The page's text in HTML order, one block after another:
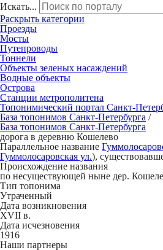
Искать...
Раскрыть категории
Проезды
Мосты
Путепроводы
Тоннели
Объекты зеленых насаждений
Водные объекты
Острова
Станции метрополитена
Топонимический портал Санкт-
База топонимов Санкт-Петербурга /
База топонимов Санкт-Петербурга
дорога в деревню Кошелево
Параллельное название
Гуммолосаровская ул.),
Происхождение названия
по несуществующей ныне дер.
Тип топонима
Утраченный
Дата возникновения
XVII в.
Дата исчезновения
1916
Наши партнеры